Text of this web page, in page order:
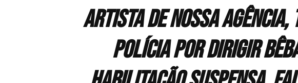
artista de nossa agência,
polícia por dirigir